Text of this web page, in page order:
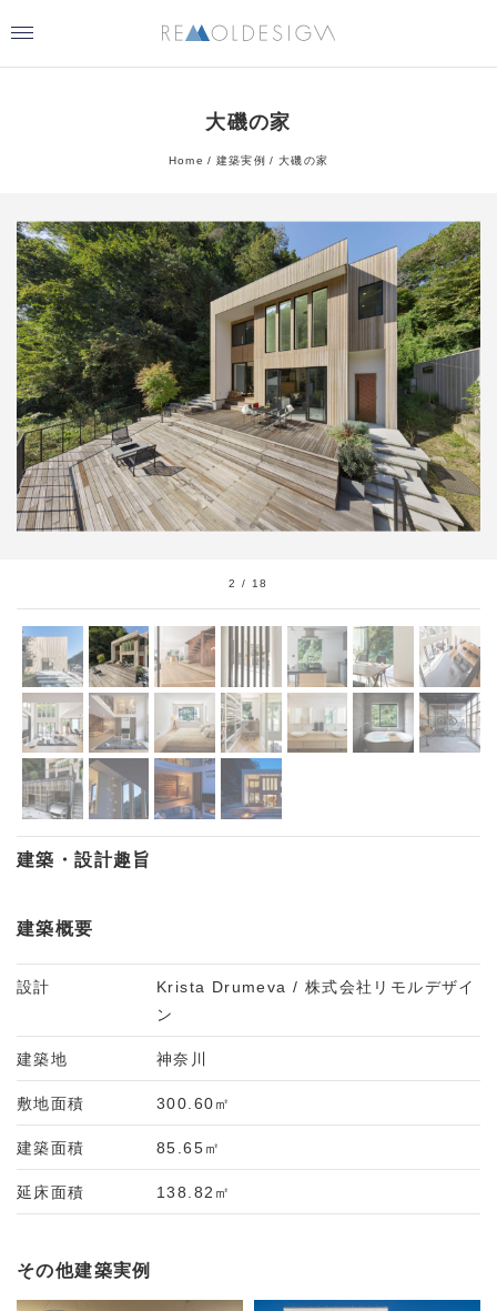
大磯の家
Home 建築実例 大磯の家
2 / 18
建築・設計趣旨
建築概要
設計
Krista Drumeva / 株式会社リモルデザイ
ン
建築地 神奈川
敷地面積 300.60㎡
建築面積 85.65㎡
延床面積 138.82㎡
その他建築実例